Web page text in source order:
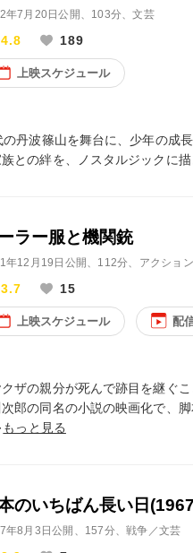
年7月20日公開 、103分、文芸
4.8 189
上映スケジュール
丹波篠山を舞台に、少年の成
との絆を、ノスタルジックに描
ラー服と機関銃
年12月19日公開 、112分、アクショ
3.7 15
上映スケジュール 配
ザの親分が死んで跡目を継ぐ
郎の同名の小説の映画化で、
もっと見る
のいちばん長い日
年8月3日公開 、157分、戦争／文芸